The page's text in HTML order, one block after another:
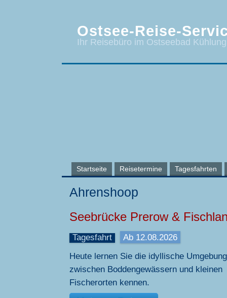
Ostsee-Reise-
Ihr Reisebüro im Ostseebad
Startseite Reisetermine Tagesfahrten
Ahrenshoop
Seebrücke Prerow &
Tagesfahrt
Ab 12.08.2026
Heute lernen Sie die idyllische Umgebung
zwischen Boddengewässern und kleinen
Fischerorten kennen.